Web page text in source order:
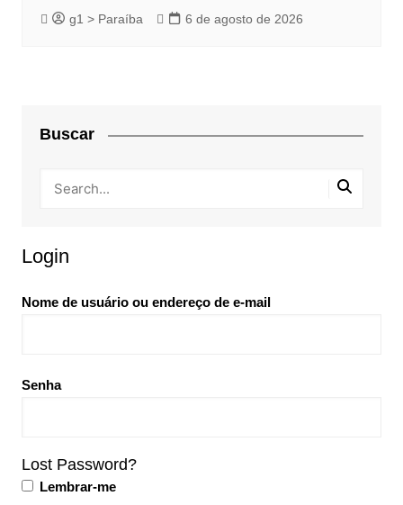
g1 > Paraíba 6 de agosto de 2026
Buscar
Login
Nome de usuário ou endereço de e-mail
Senha
Lost Password?
Lembrar-me